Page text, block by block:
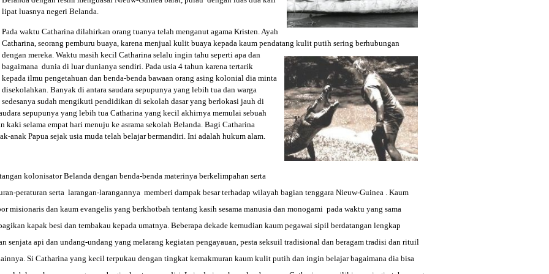
lipat luasnya negeri Belanda.
Pada waktu Catharina dilahirkan orang tuanya telah menganut agama Kristen. Ayah
Catharina, seorang pemburu buaya, karena menjual kulit buaya kepada kaum pendatang kulit putih sering berhubungan
dengan mereka. Waktu masih kecil Catharina selalu ingin tahu seperti apa dan
bagaimana dunia di luar dunianya sendiri. Pada usia 4 tahun karena tertarik
kepada ilmu pengetahuan dan benda-benda bawaan orang asing kolonial dia minta
disekolahkan. Banyak di antara saudara sepupunya yang lebih tua dan warga
sedesanya sudah mengikuti pendidikan di sekolah dasar yang berlokasi jauh di
sepupunya yang lebih tua Catharina yang kecil akhirnya memulai sebuah
kaki selama empat hari menuju ke asrama sekolah Belanda. Bagi Catharina
anak Papua sejak usia muda telah belajar bermandiri. Ini adalah hukum alam.
kolonisatorBelanda dengan benda-benda materinya berkelimpahan serta
peraturan serta larangan-larangannya memberi dampak besar terhadap wilayah bagian tenggara Nieuw-Guinea . Kaum
misionaris dan kaum evangelis yang berkhotbah tentang kasih sesama manusia dan monogami pada waktu yang sama
kapak besi dan tembakau kepada umatnya. Beberapa dekade kemudian kaum pegawai sipil berdatangan lengkap
senjata api dan undang-undang yang melarang kegiatan pengayauan, pesta seksuil tradisional dan beragam tradisi dan rituil
Si Catharina yang kecil terpukau dengan tingkat kemakmuran kaum kulit putih dan ingin belajar bagaimana dia bisa